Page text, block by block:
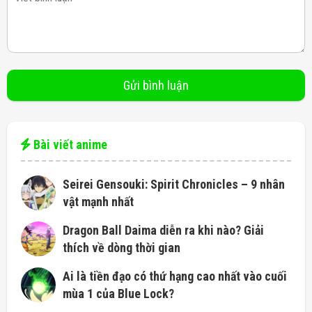
Bài viết anime
Seirei Gensouki: Spirit Chronicles – 9 nhân
vật mạnh nhất
Dragon Ball Daima diễn ra khi nào? Giải
thích về dòng thời gian
Ai là tiền đạo có thứ hạng cao nhất vào cuối
mùa 1 của Blue Lock?